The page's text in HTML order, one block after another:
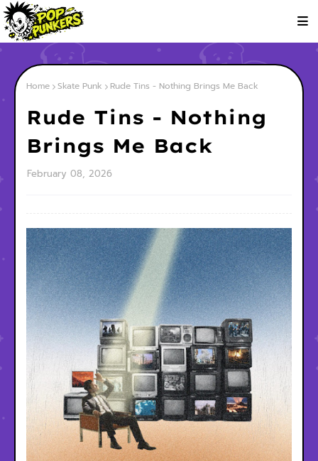
Home Skate Punk Rude Tins - Nothing Brings Me Back
Rude Tins - Nothing
Brings Me Back
February 08, 2026